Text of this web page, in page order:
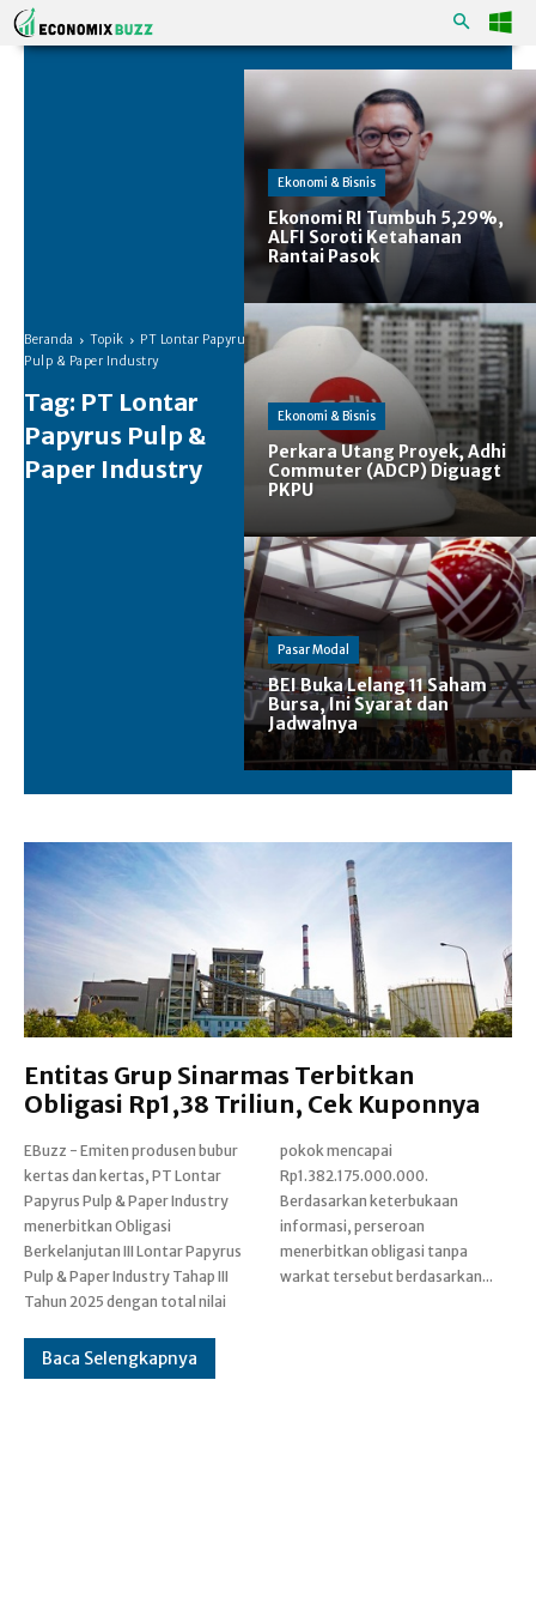
Beranda Topik
PT Lontar Papyrus
Pulp & Paper Industry
Tag: PT Lontar
Papyrus Pulp &
Paper Industry
Ekonomi & Bisnis
Ekonomi RI Tumbuh 5,29%,
ALFI Soroti Ketahanan
Rantai Pasok
Ekonomi & Bisnis
Perkara Utang Proyek, Adhi
Commuter (ADCP) Diguagt
PKPU
Pasar Modal
BEI Buka Lelang 11 Saham
Bursa, Ini Syarat dan
Jadwalnya
Entitas Grup Sinarmas Terbitkan
Obligasi Rp1,38 Triliun, Cek Kuponnya
EBuzz - Emiten produsen bubur
kertas dan kertas, PT Lontar
Papyrus Pulp & Paper Industry
menerbitkan Obligasi
Berkelanjutan III Lontar Papyrus
Pulp & Paper Industry Tahap III
Tahun 2025 dengan total nilai
pokok mencapai
Rp1.382.175.000.000.
Berdasarkan keterbukaan
informasi, perseroan
menerbitkan obligasi tanpa
warkat tersebut berdasarkan...
Baca Selengkapnya